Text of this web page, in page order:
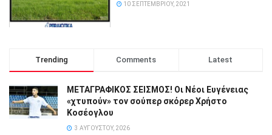
10 ΣΕΠΤΕΜΒΡΊΟΥ, 2021
Trending Comments Latest
ΜΕΤΑΓΡΑΦΙΚΟΣ ΣΕΙΣΜΟΣ! Οι Νέοι Ευγένειας
«χτυπούν» τον σούπερ σκόρερ Χρήστο
Κοσέογλου
3 ΑΥΓΟΎΣΤΟΥ, 2026